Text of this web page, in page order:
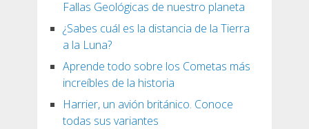
Fallas Geológicas de nuestro planeta
¿Sabes cuál es la distancia de la Tierra
a la Luna?
Aprende todo sobre los Cometas más
increíbles de la historia
Harrier, un avión británico. Conoce
todas sus variantes